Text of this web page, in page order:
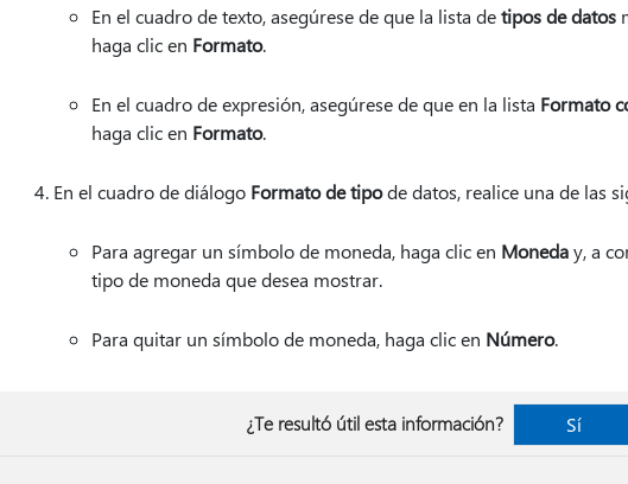
En el cuadro de texto, asegúrese de que la lista detipos de datos
haga clic en Formato.
En el cuadro de expresión, asegúrese de que en la lista Formato
haga clic en Formato.
En el cuadro de diálogo Formato de tipode datos, realice una de las
Para agregar un símbolo de moneda, haga clic en Moneday, a
tipo de moneda que desea mostrar.
Para quitar un símbolo de moneda, haga clic en Número.
¿Te resultó útil esta información? Sí